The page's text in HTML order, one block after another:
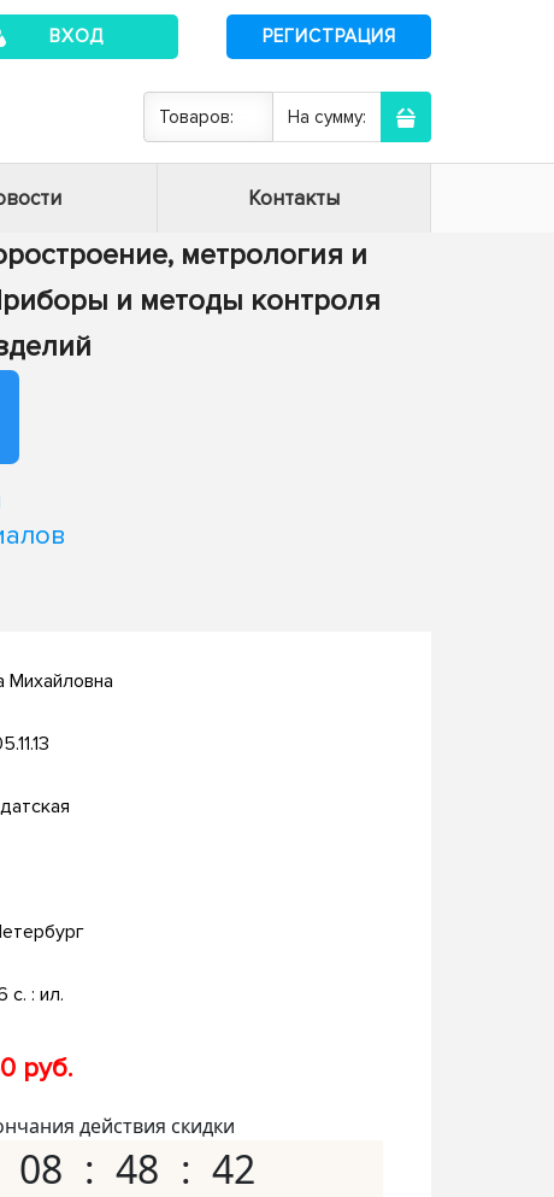
ВХОД РЕГИСТРАЦИЯ
Товаров: На сумму:
Контакты
метрология и
и методы контроля
Михайловна
с. : ил.
руб.
действия скидки
08 48 41